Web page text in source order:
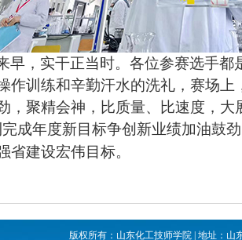
早，实干正当时。各位参赛选手
作训练和辛勤汗水的洗礼，赛场
，聚精会神，比质量、比速度，
成年度新目标争创新业绩加油鼓
省建设宏伟目标。
版权所有：山东化工技师学院 | 地址：山